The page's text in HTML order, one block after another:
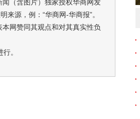
（含图片）独家授权华商网发
源，例：“华商网-华商报”。
网赞同其观点和对其真实性负
。